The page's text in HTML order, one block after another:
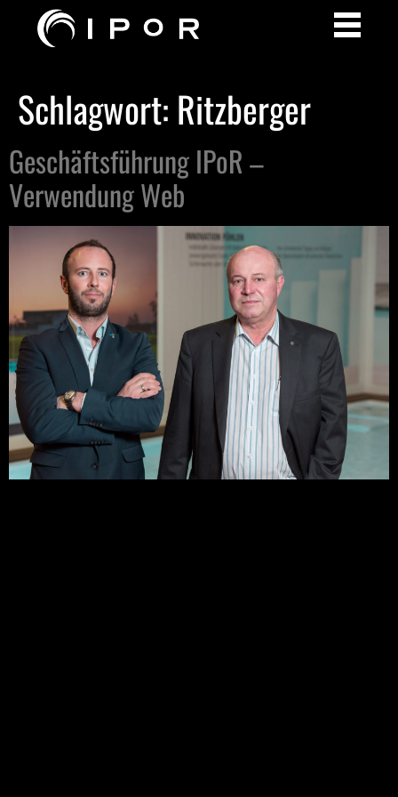
Schlagwort: Ritzberger
Geschäftsführung IPoR –
Verwendung Web